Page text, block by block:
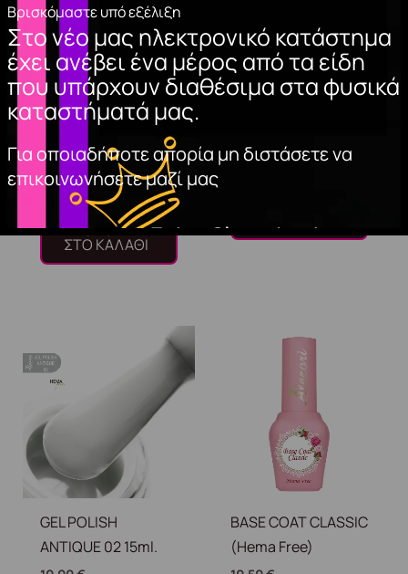
Βρισκόμαστε υπό εξέλιξη
Στο νέο μας ηλεκτρονικό κατάστημα
έχει ανέβει ένα μέρος από τα είδη
που υπάρχουν διαθέσιμα στα φυσικά
καταστήματά μας.
Για οποιαδήποτε απορία μη διστάσετε να
επικοινωνήσετε μαζί μας
(spray) 150ml.
6,20€
ΠΡΟΣΘΉΚΗ
ΣΤΟ ΚΑΛΆΘΙ
10,00€
GEL POLISH
ANTIQUE 02 15ml.
BASE COAT CLASSIC
(Hema Free)